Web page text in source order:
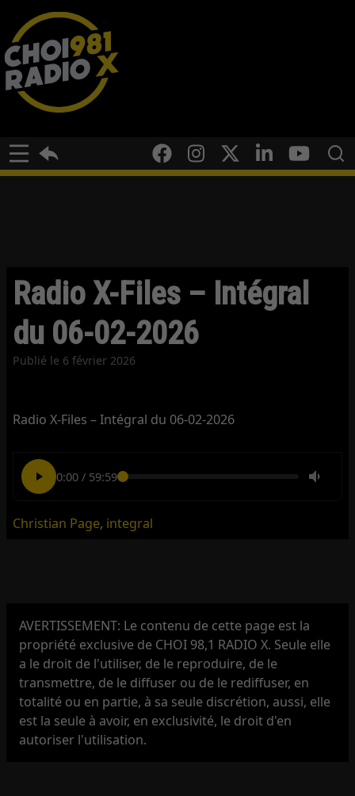
Radio X-Files – Intégral
du 06-02-2026
Publié le 6 février 2026
Radio X-Files – Intégral du 06-02-2026
0:00/ 59:59
Christian Page, integral
AVERTISSEMENT: Le contenu de cette page est la
propriété exclusive de CHOI 98,1 RADIO X. Seule elle
a le droit de l'utiliser, de le reproduire, de le
transmettre, de le diffuser ou de le rediffuser, en
totalité ou en partie, à sa seule discrétion, aussi, elle
est la seule à avoir, en exclusivité, le droit d'en
autoriser l'utilisation.